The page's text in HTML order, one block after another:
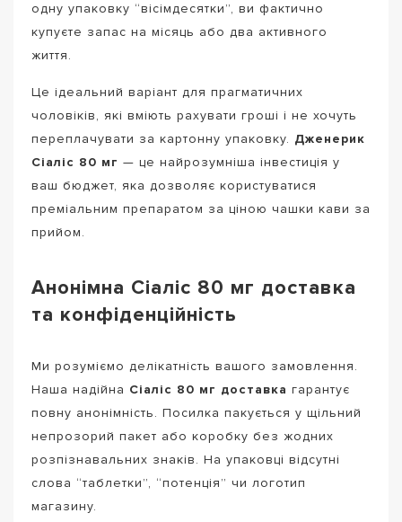
одну упаковку “вісімдесятки”, ви фактично
купуєте запас на місяць або два активного
життя.
Це ідеальний варіант для прагматичних
чоловіків, які вміють рахувати гроші і не хочуть
переплачувати за картонну упаковку. Дженерик
Сіаліс 80 мг — це найрозумніша інвестиція у
ваш бюджет, яка дозволяє користуватися
преміальним препаратом за ціною чашки кави за
прийом.
Анонімна Сіаліс 80 мг доставка
та конфіденційність
Ми розуміємо делікатність вашого замовлення.
Наша надійна Сіаліс 80 мг доставка гарантує
повну анонімність. Посилка пакується у щільний
непрозорий пакет або коробку без жодних
розпізнавальних знаків. На упаковці відсутні
слова “таблетки”, “потенція” чи логотип
магазину.